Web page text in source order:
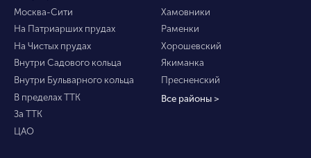
Москва-Сити
На Патриарших прудах
На Чистых прудах
Внутри Садового кольца
Внутри Бульварного кольца
В пределах ТТК
За ТТК
ЦАО
Хамовники
Раменки
Хорошевский
Якиманка
Пресненский
Все районы >